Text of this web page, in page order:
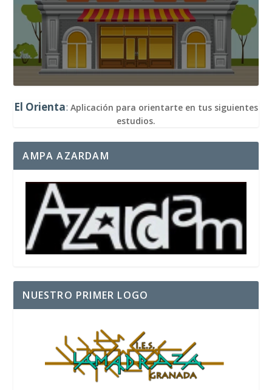
El Orienta: Aplicación para orientarte en tus siguientes
estudios.
AMPA AZARDAM
NUESTRO PRIMER LOGO